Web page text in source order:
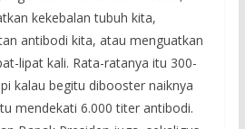
kekebalan tubuh kita,
antibodi kita, atau menguatkan
lipat kali. Rata-ratanya itu 300-
kalau begitu dibooster naiknya
mendekati 6.000 titer antibodi.